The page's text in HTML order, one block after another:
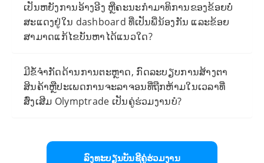
ເປັນຫຍັງການອ້າງອີງ ຫຼືຄະນະກຳມາທິການຂອງຂ້ອຍບໍ່
ສະແດງຢູ່ໃນ dashboard ທີ່ເປັນພີ່ນ້ອງກັນ ແລະຂ້ອຍ
ສາມາດແກ້ໄຂບັນຫາໄດ້ແນວໃດ?
ມີຂໍ້ຈໍາກັດດ້ານການຕະຫຼາດ, ກົດລະບຽບການສ້າງຕາ
ສິນຄ້າຫຼືປະເພດການຈະລາຈອນທີ່ຖືກຫ້າມໃນເວລາທີ່
ສົ່ງເສີມ Olymptrade ເປັນຄູ່ຮ່ວມງານບໍ?
ລົງທະບຽນບັນຊີຄູ່ຮ່ວມງານ